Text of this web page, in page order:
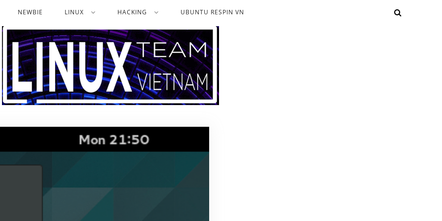
NEWBIE LINUX HACKING UBUNTU RESPIN VN